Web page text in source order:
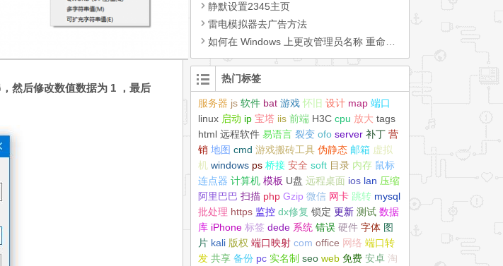
然后修改数值数据为 1 ，最后
静默设置2345主页
雷电模拟器去广告方法
如何在 Windows 上更改管理员名称 重命名管理员帐户
热门标签
服务器 js 软件 bat 游戏 怀旧 设计 map 端口
linux 启动 ip 宝塔 iis 前端 H3C cpu 放大 tags
html 远程软件 易语言 裂变 ofo server 补丁 营
销 地图 cmd 游戏搬砖工具 伪静态 邮箱 虚拟
机 windows ps 桥接 安全 soft 目录 内存 鼠标
连点器 计算机 模板 U盘 远程桌面 ios lan 压缩
阿里巴巴 扫描 php Gzip 微信 网卡 跳转 mysql
批处理 https 监控 dx修复 锁定 更新 测试 数据
库 iPhone 标签 dede 系统 错误 硬件 字体 图
片 kali 版权 端口映射 com office 网络 端口转
发 共享 备份 pc 实名制 seo web 免费 安卓 淘